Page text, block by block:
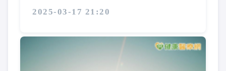
2025-03-17 21:20